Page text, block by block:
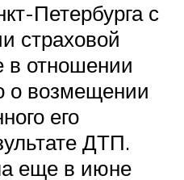
Петербурга с
страховой
в отношении
о возмещении
его
ДТП.
еще в июне